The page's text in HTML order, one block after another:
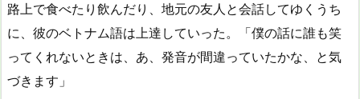
路上で食べたり飲んだり、地元の友人と会話してゆくうち
に、彼のベトナム語は上達していった。「僕の話に誰も笑
ってくれないときは、あ、発音が間違っていたかな、と気
づきます」